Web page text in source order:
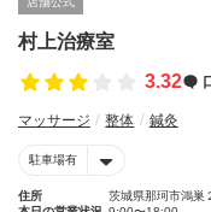
村上治療室
3.32
マッサージ 整体 鍼灸
駐車場有
住所
茨城県那珂市鴻巣